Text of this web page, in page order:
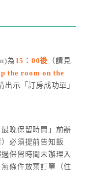
計算及辦理。
為15：00後 （請見
the room on the
出示「訂房成功單」
晚保留時間」前辦
必須提前告知飯
保留時間未辦理入
條件放棄訂單（住